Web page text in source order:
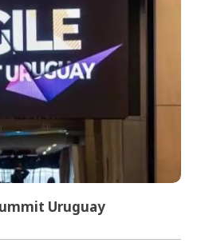
Uruguay